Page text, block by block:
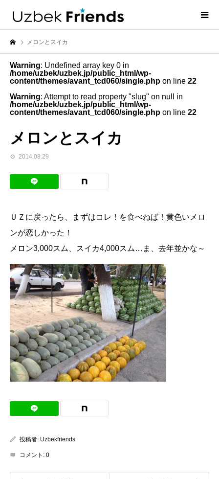
メロンとスイカ
Warning: Undefined array key 0 in
/home/uzbek/uzbek.jp/public_html/wp-
content/themes/avant_tcd060/single.php on line 22
Warning: Attempt to read property "slug" on null in
/home/uzbek/uzbek.jp/public_html/wp-
content/themes/avant_tcd060/single.php on line 22
メロンとスイカ
2014.08.29
ＵＺに戻ったら、まずはコレ！を食べねば！黄色いメロ
ンが恋しかった！
メロン3,000スム、スイカ4,000スム…ま、去年並かな～
投稿者: Uzbekfriends
コメント: 0